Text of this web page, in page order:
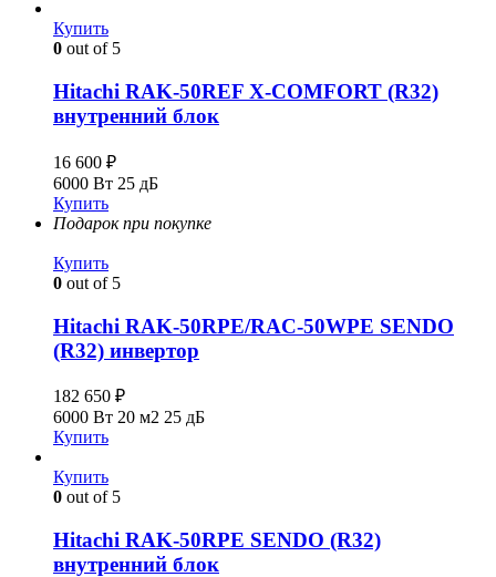
Купить
0 out of 5
Hitachi RAK-50REF X-COMFORT (R32)
внутренний блок
16 600 ₽
6000 Вт 25 дБ
Купить
Подарок при покупке
Купить
0 out of 5
Hitachi RAK-50RPE/RAC-50WPE SENDO
(R32) инвертор
182 650 ₽
6000 Вт 20 м2 25 дБ
Купить
Купить
0 out of 5
Hitachi RAK-50RPE SENDO (R32)
внутренний блок